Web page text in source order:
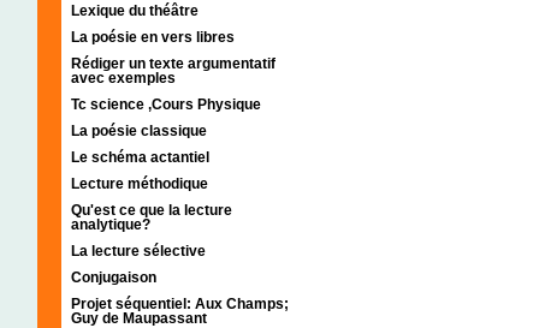
Lexique du théâtre
La poésie en vers libres
Rédiger un texte argumentatif
avec exemples
Tc science ,Cours Physique
La poésie classique
Le schéma actantiel
Lecture méthodique
Qu'est ce que la lecture
analytique?
La lecture sélective
Conjugaison
Projet séquentiel: Aux Champs;
Guy de Maupassant